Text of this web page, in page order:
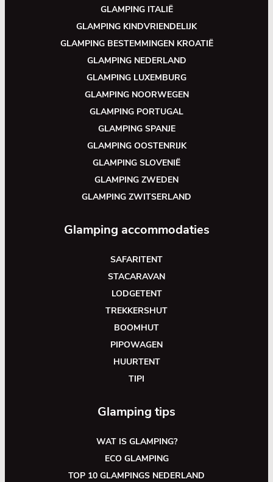
GLAMPING ITALIË
GLAMPING KINDVRIENDELIJK
GLAMPING BESTEMMINGEN KROATIË
GLAMPING NEDERLAND
GLAMPING LUXEMBURG
GLAMPING NOORWEGEN
GLAMPING PORTUGAL
GLAMPING SPANJE
GLAMPING OOSTENRIJK
GLAMPING SLOVENIË
GLAMPING ZWEDEN
GLAMPING ZWITSERLAND
Glamping accommodaties
SAFARITENT
STACARAVAN
LODGETENT
TREKKERSHUT
BOOMHUT
PIPOWAGEN
HUURTENT
TIPI
Glamping tips
WAT IS GLAMPING?
ECO GLAMPING
TOP 10 GLAMPINGS NEDERLAND